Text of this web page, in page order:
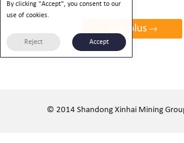
voir plus
© 2014 Shandong Xinhai Mining
By clicking "Accept", you consent to our
use of cookies.
Reject Accept